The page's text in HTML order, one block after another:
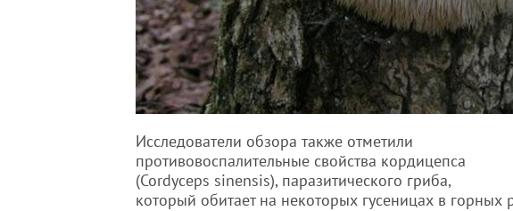
Исследователи обзора также отметили
противовоспалительные свойства кордицепса
(Cordyceps sinensis), паразитического гриба,
который обитает на некоторых гусеницах в горных